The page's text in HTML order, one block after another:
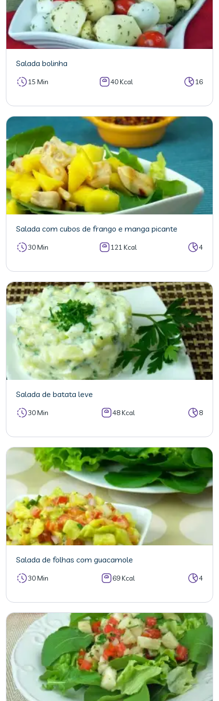
Salada bolinha
15 Min 40 Kcal 16
Salada com cubos de frango e manga picante
30 Min 121 Kcal 4
Salada de batata leve
30 Min 48 Kcal 8
Salada de folhas com guacamole
30 Min 69 Kcal 4